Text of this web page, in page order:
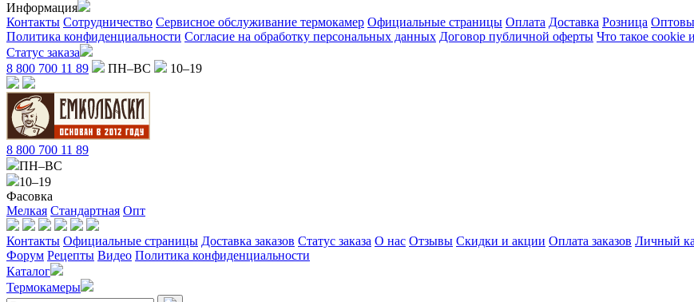
Информация
Контакты Сотрудничество Сервисное обслуживание термокамер Официальные страницы Оплата Доставка Розница
Политика конфиденциальности Согласие на обработку персональных данных Договор публичной оферты Что такое cookie
Статус заказа
8 800 700 11 89
ПН–ВС 10–19
8 800 700 11 89
ПН–ВС
10–19
Фасовка
Мелкая Стандартная Опт
Контакты Официальные страницы Доставка заказов Статус заказа О нас Отзывы Скидки и акции Оплата заказов Личный
Форум Рецепты Видео Политика конфиденциальности
Каталог
Термокамеры